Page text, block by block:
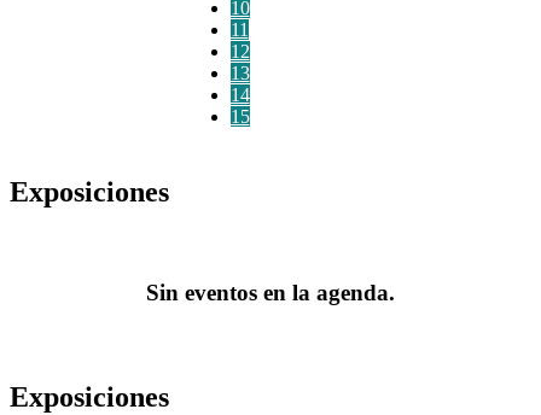
10
11
12
13
14
15
Exposiciones
Sin eventos en la agenda.
Exposiciones